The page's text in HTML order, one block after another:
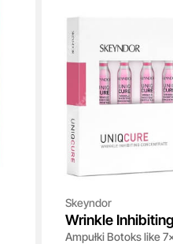
Skeyndor
Wrinkle Inhibiting
Ampułki Botoks like